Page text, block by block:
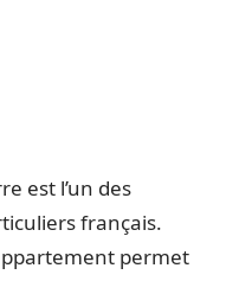
est l’un des
français.
permet